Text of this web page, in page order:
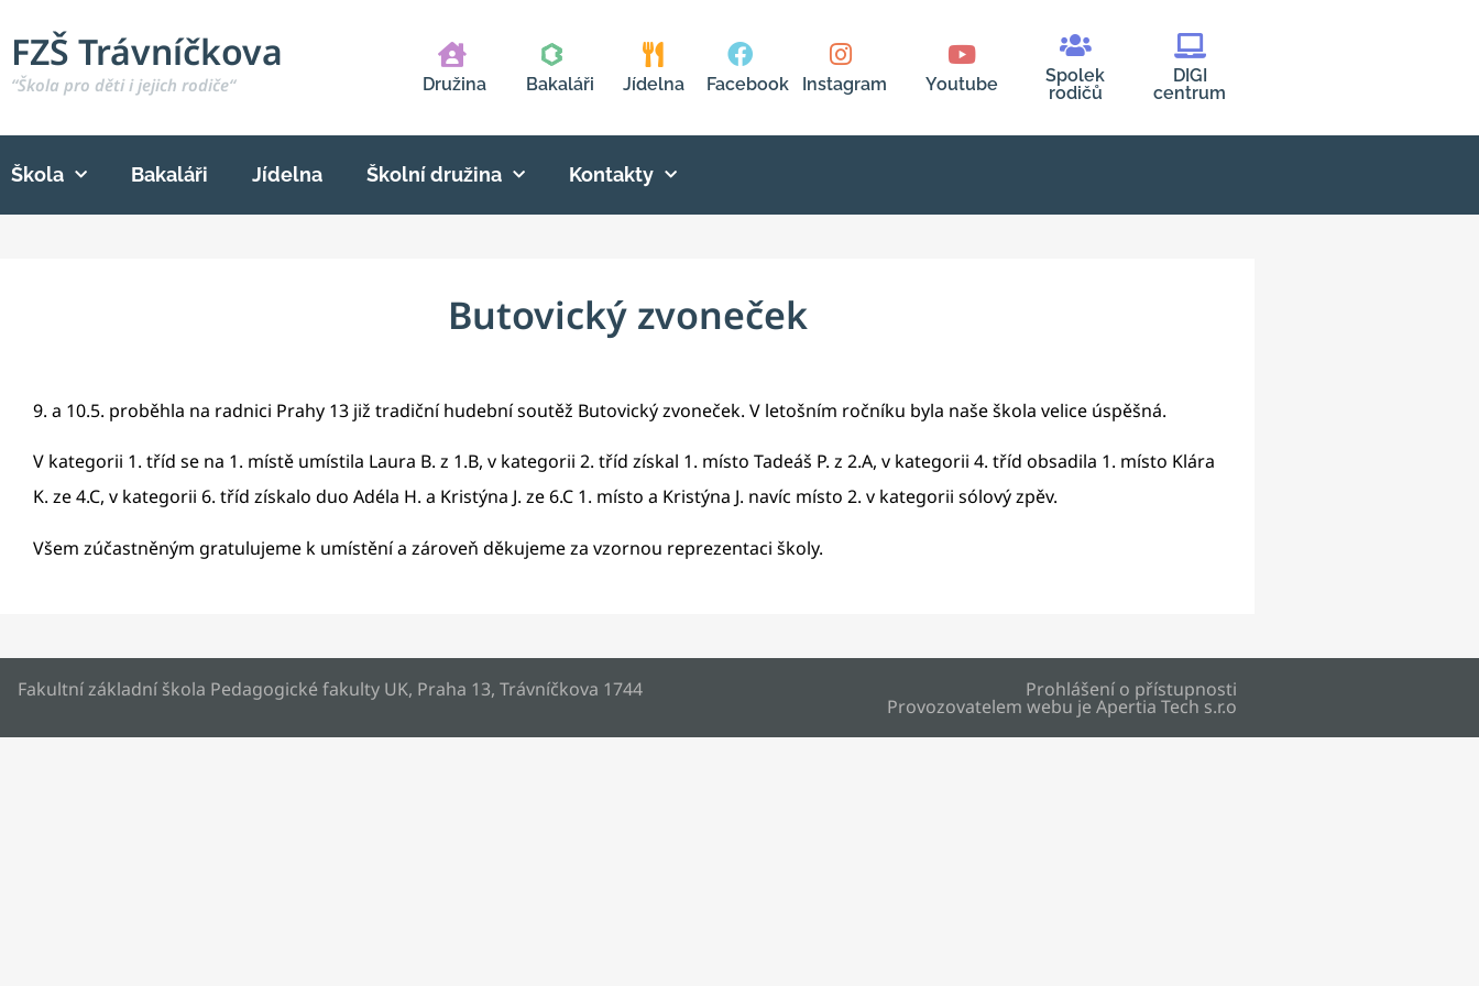
FZŠ Trávníčkova
“Škola pro děti i jejich rodiče“ Družina Bakaláři Jídelna Facebook Instagram Youtube
Spolek
rodičů
DIGI
centrum
Škola Bakaláři Jídelna Školní družina Kontakty
Butovický zvoneček
9. a 10.5. proběhla na radnici Prahy 13 již tradiční hudební soutěž Butovický zvoneček. V letošním ročníku byla naše škola velice úspěšná.
V kategorii 1. tříd se na 1. místě umístila Laura B. z 1.B, v kategorii 2. tříd získal 1. místo Tadeáš P. z 2.A, v kategorii 4. tříd obsadila 1. místo Klára
K. ze 4.C, v kategorii 6. tříd získalo duo Adéla H. a Kristýna J. ze 6.C 1. místo a Kristýna J. navíc místo 2. v kategorii sólový zpěv.
Všem zúčastněným gratulujeme k umístění a zároveň děkujeme za vzornou reprezentaci školy.
Fakultní základní škola Pedagogické fakulty UK, Praha 13, Trávníčkova 1744 Prohlášení o přístupnosti
Provozovatelem webu jeApertia Tech s.r.o